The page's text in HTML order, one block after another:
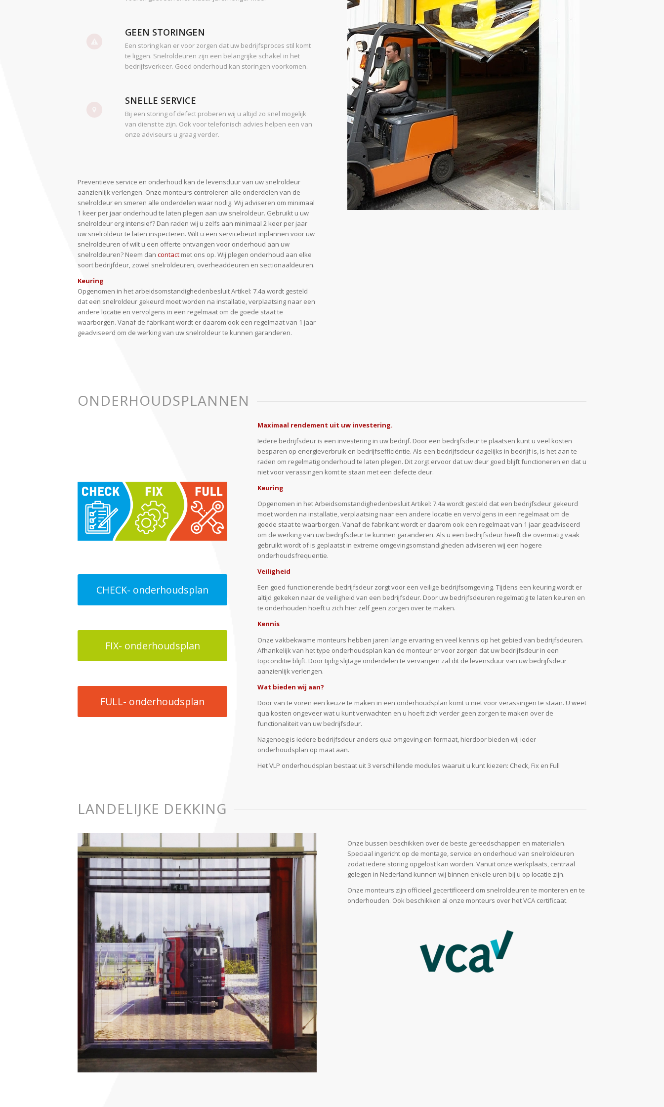
GEEN STORINGEN
Een storing kan er voor zorgen dat uw bedrijfsproces stil komt
te liggen. Snelroldeuren zijn een belangrijke schakel in het
bedrijfsverkeer. Goed onderhoud kan storingen voorkomen.
SNELLE SERVICE
Bij een storing of defect proberen wij u altijd zo snel mogelijk
van dienst te zijn. Ook voor telefonisch advies helpen een van
onze adviseurs u graag verder.
Preventieve service en onderhoud kan de levensduur van uw snelroldeur
aanzienlijk verlengen. Onze monteurs controleren alle onderdelen van de
snelroldeur en smeren alle onderdelen waar nodig. Wij adviseren om minimaal
1 keer per jaar onderhoud te laten plegen aan uw snelroldeur. Gebruikt u uw
snelroldeur erg intensief? Dan raden wij u zelfs aan minimaal 2 keer per jaar
uw snelroldeur te laten inspecteren. Wilt u een servicebeurt inplannen voor uw
snelroldeuren of wilt u een offerte ontvangen voor onderhoud aan uw
snelroldeuren? Neem dan contact met ons op. Wij plegen onderhoud aan elke
soort bedrijfdeur, zowel snelroldeuren, overheaddeuren en sectionaaldeuren.
Keuring
Opgenomen in het arbeidsomstandighedenbesluit Artikel: 7.4a wordt gesteld
dat een snelroldeur gekeurd moet worden na installatie, verplaatsing naar een
andere locatie en vervolgens in een regelmaat om de goede staat te
waarborgen. Vanaf de fabrikant wordt er daarom ook een regelmaat van 1 jaar
geadviseerd om de werking van uw snelroldeur te kunnen garanderen.
ONDERHOUDSPLANNEN
CHECK- onderhoudsplan
FIX- onderhoudsplan
FULL- onderhoudsplan
Maximaal rendement uit uw investering.
Iedere bedrijfsdeur is een investering in uw bedrijf. Door een bedrijfsdeur te plaatsen kunt u veel kosten
besparen op energieverbruik en bedrijfsefficiëntie. Als een bedrijfsdeur dagelijks in bedrijf is, is het aan te
raden om regelmatig onderhoud te laten plegen. Dit zorgt ervoor dat uw deur goed blijft functioneren en dat u
niet voor verassingen komt te staan met een defecte deur.
Keuring
Opgenomen in het Arbeidsomstandighedenbesluit Artikel: 7.4a wordt gesteld dat een bedrijfsdeur gekeurd
moet worden na installatie, verplaatsing naar een andere locatie en vervolgens in een regelmaat om de
goede staat te waarborgen. Vanaf de fabrikant wordt er daarom ook een regelmaat van 1 jaar geadviseerd
om de werking van uw bedrijfsdeur te kunnen garanderen. Als u een bedrijfsdeur heeft die overmatig vaak
gebruikt wordt of is geplaatst in extreme omgevingsomstandigheden adviseren wij een hogere
onderhoudsfrequentie.
Veiligheid
Een goed functionerende bedrijfsdeur zorgt voor een veilige bedrijfsomgeving. Tijdens een keuring wordt er
altijd gekeken naar de veiligheid van een bedrijfsdeur. Door uw bedrijfsdeuren regelmatig te laten keuren en
te onderhouden hoeft u zich hier zelf geen zorgen over te maken.
Kennis
Onze vakbekwame monteurs hebben jaren lange ervaring en veel kennis op het gebied van bedrijfsdeuren.
Afhankelijk van het type onderhoudsplan kan de monteur er voor zorgen dat uw bedrijfsdeur in een
topconditie blijft. Door tijdig slijtage onderdelen te vervangen zal dit de levensduur van uw bedrijfsdeur
aanzienlijk verlengen.
Wat bieden wij aan?
Door van te voren een keuze te maken in een onderhoudsplan komt u niet voor verassingen te staan. U weet
qua kosten ongeveer wat u kunt verwachten en u hoeft zich verder geen zorgen te maken over de
functionaliteit van uw bedrijfsdeur.
Nagenoeg is iedere bedrijfsdeur anders qua omgeving en formaat, hierdoor bieden wij ieder
onderhoudsplan op maat aan.
Het VLP onderhoudsplan bestaat uit 3 verschillende modules waaruit u kunt kiezen: Check, Fix en Full
LANDELIJKE DEKKING
Onze bussen beschikken over de beste gereedschappen en materialen.
Speciaal ingericht op de montage, service en onderhoud van snelroldeuren
zodat iedere storing opgelost kan worden. Vanuit onze werkplaats, centraal
gelegen in Nederland kunnen wij binnen enkele uren bij u op locatie zijn.
Onze monteurs zijn officieel gecertificeerd om snelroldeuren te monteren en te
onderhouden. Ook beschikken al onze monteurs over het VCA certificaat.